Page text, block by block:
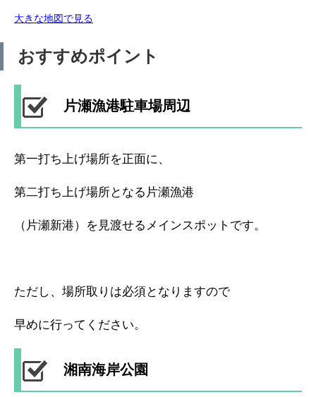
大きな地図で見る
おすすめポイント
片瀬漁港駐車場周辺
第一打ち上げ場所を正面に、
第二打ち上げ場所となる片瀬漁港
（片瀬新港）を見渡せるメインスポットです。
ただし、場所取りは必須となりますので
早めに行ってください。
湘南海岸公園